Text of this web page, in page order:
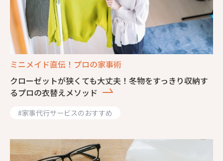
ミニメイド直伝！プロの家事術
クローゼットが狭くても大丈夫！冬物をすっきり収納す
るプロの衣替えメソッド
#家事代行サービスのおすすめ